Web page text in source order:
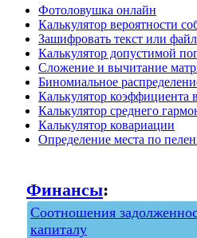
Фотоловушка онлайн
Калькулятор вероятности
Зашифровать текст или файл
Калькулятор допустимой
Сложение и вычитание
Биномиальное
Калькулятор коэффициента
Калькулятор среднего
Калькулятор ковариации
Определение места по
Финансы:
Соотношения
капиталу